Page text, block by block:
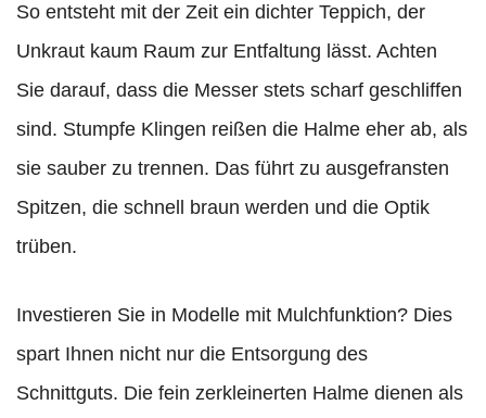
So entsteht mit der Zeit ein dichter Teppich, der
Unkraut kaum Raum zur Entfaltung lässt. Achten
Sie darauf, dass die Messer stets scharf geschliffen
sind. Stumpfe Klingen reißen die Halme eher ab, als
sie sauber zu trennen. Das führt zu ausgefransten
Spitzen, die schnell braun werden und die Optik
trüben.
Investieren Sie in Modelle mit Mulchfunktion? Dies
spart Ihnen nicht nur die Entsorgung des
Schnittguts. Die fein zerkleinerten Halme dienen als